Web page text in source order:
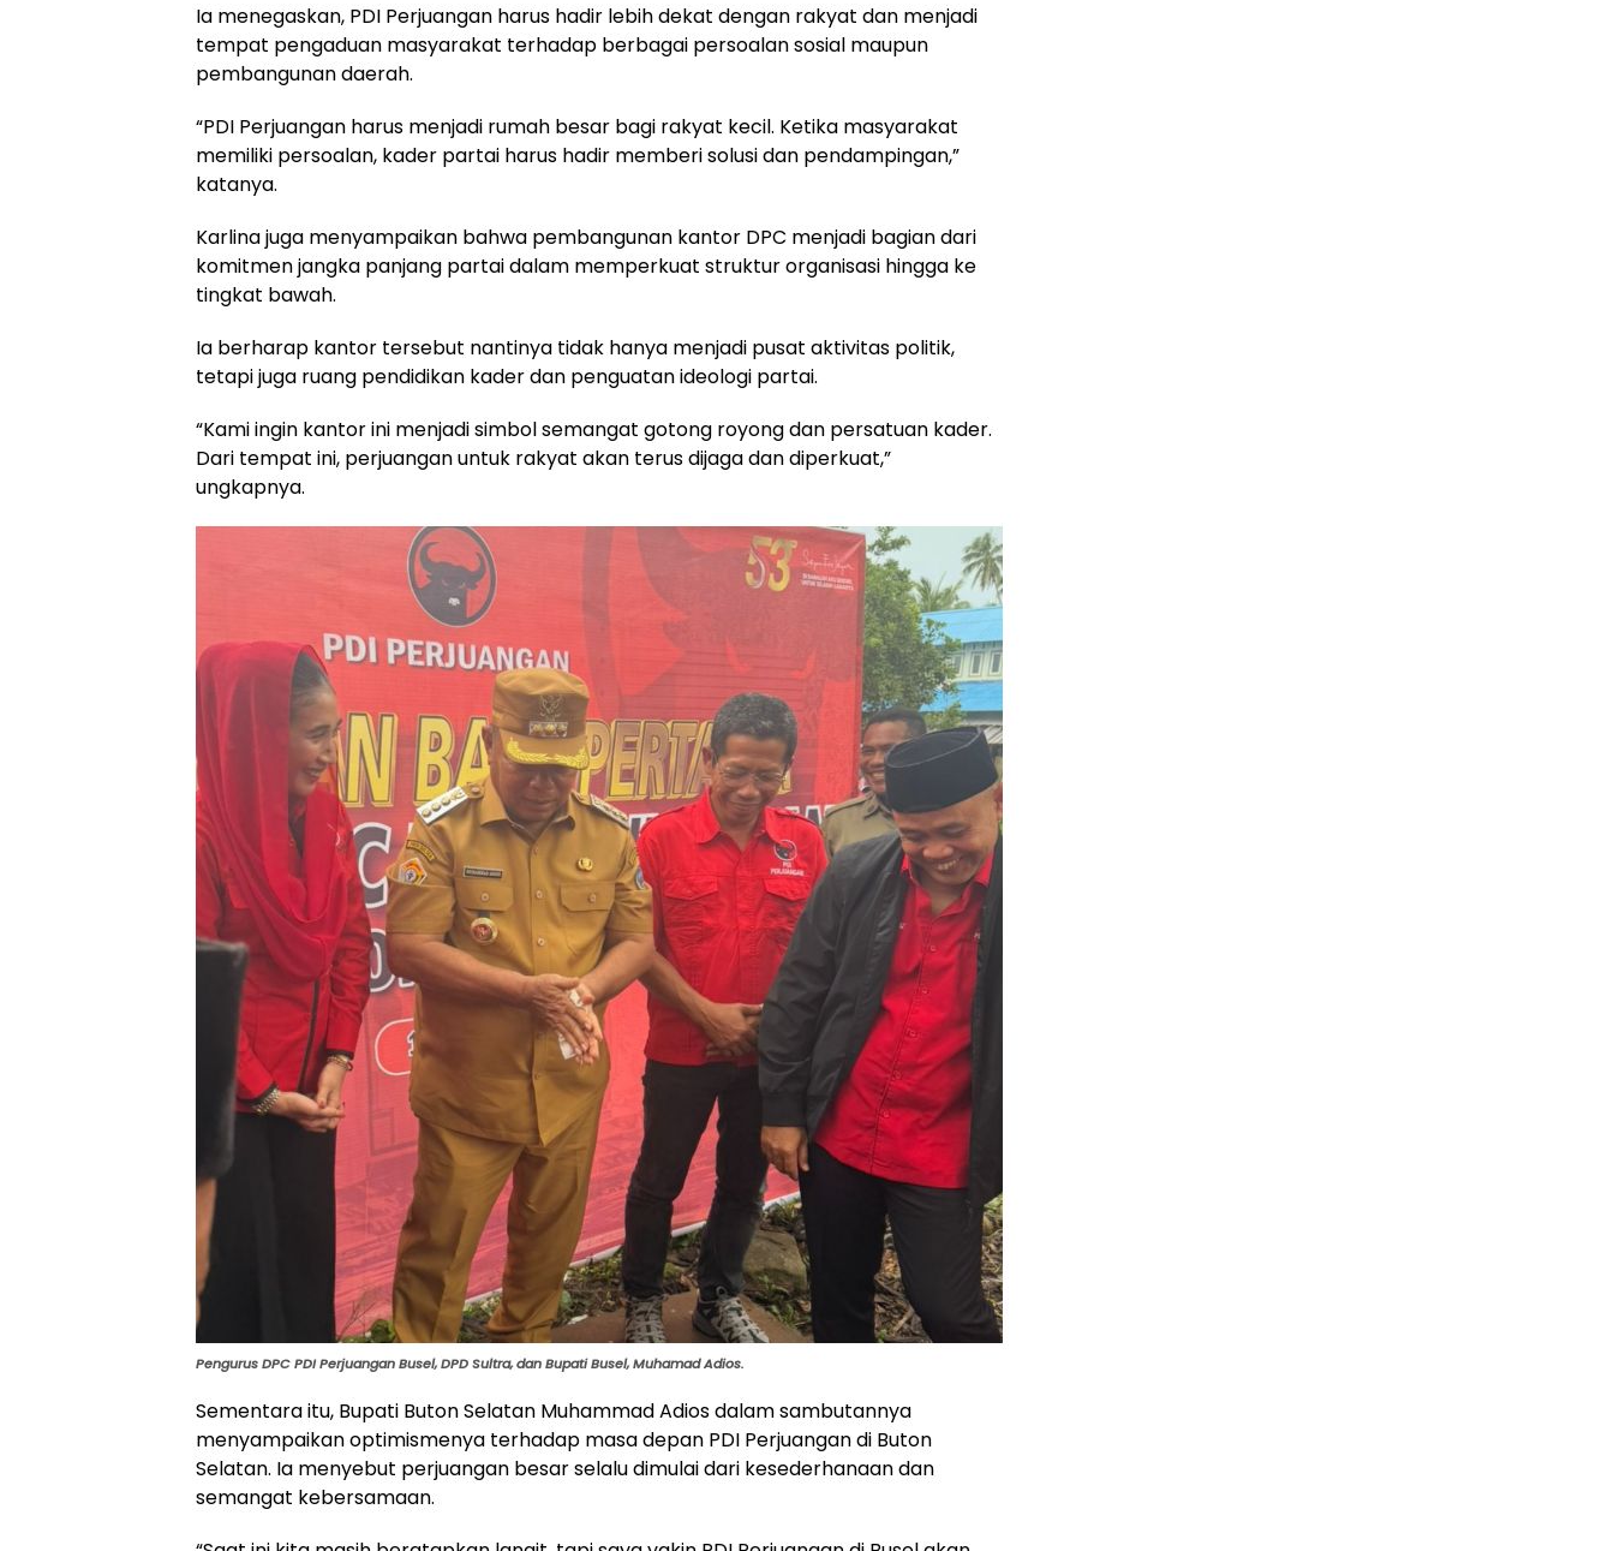
Ia menegaskan, PDI Perjuangan harus hadir lebih dekat dengan rakyat dan menjadi
tempat pengaduan masyarakat terhadap berbagai persoalan sosial maupun
pembangunan daerah.
“PDI Perjuangan harus menjadi rumah besar bagi rakyat kecil. Ketika masyarakat
memiliki persoalan, kader partai harus hadir memberi solusi dan pendampingan,”
katanya.
Karlina juga menyampaikan bahwa pembangunan kantor DPC menjadi bagian dari
komitmen jangka panjang partai dalam memperkuat struktur organisasi hingga ke
tingkat bawah.
Ia berharap kantor tersebut nantinya tidak hanya menjadi pusat aktivitas politik,
tetapi juga ruang pendidikan kader dan penguatan ideologi partai.
“Kami ingin kantor ini menjadi simbol semangat gotong royong dan persatuan kader.
Dari tempat ini, perjuangan untuk rakyat akan terus dijaga dan diperkuat,”
ungkapnya.
Pengurus DPC PDI Perjuangan Busel, DPD Sultra, dan Bupati Busel, Muhamad Adios.
Sementara itu, Bupati Buton Selatan Muhammad Adios dalam sambutannya
menyampaikan optimismenya terhadap masa depan PDI Perjuangan di Buton
Selatan. Ia menyebut perjuangan besar selalu dimulai dari kesederhanaan dan
semangat kebersamaan.